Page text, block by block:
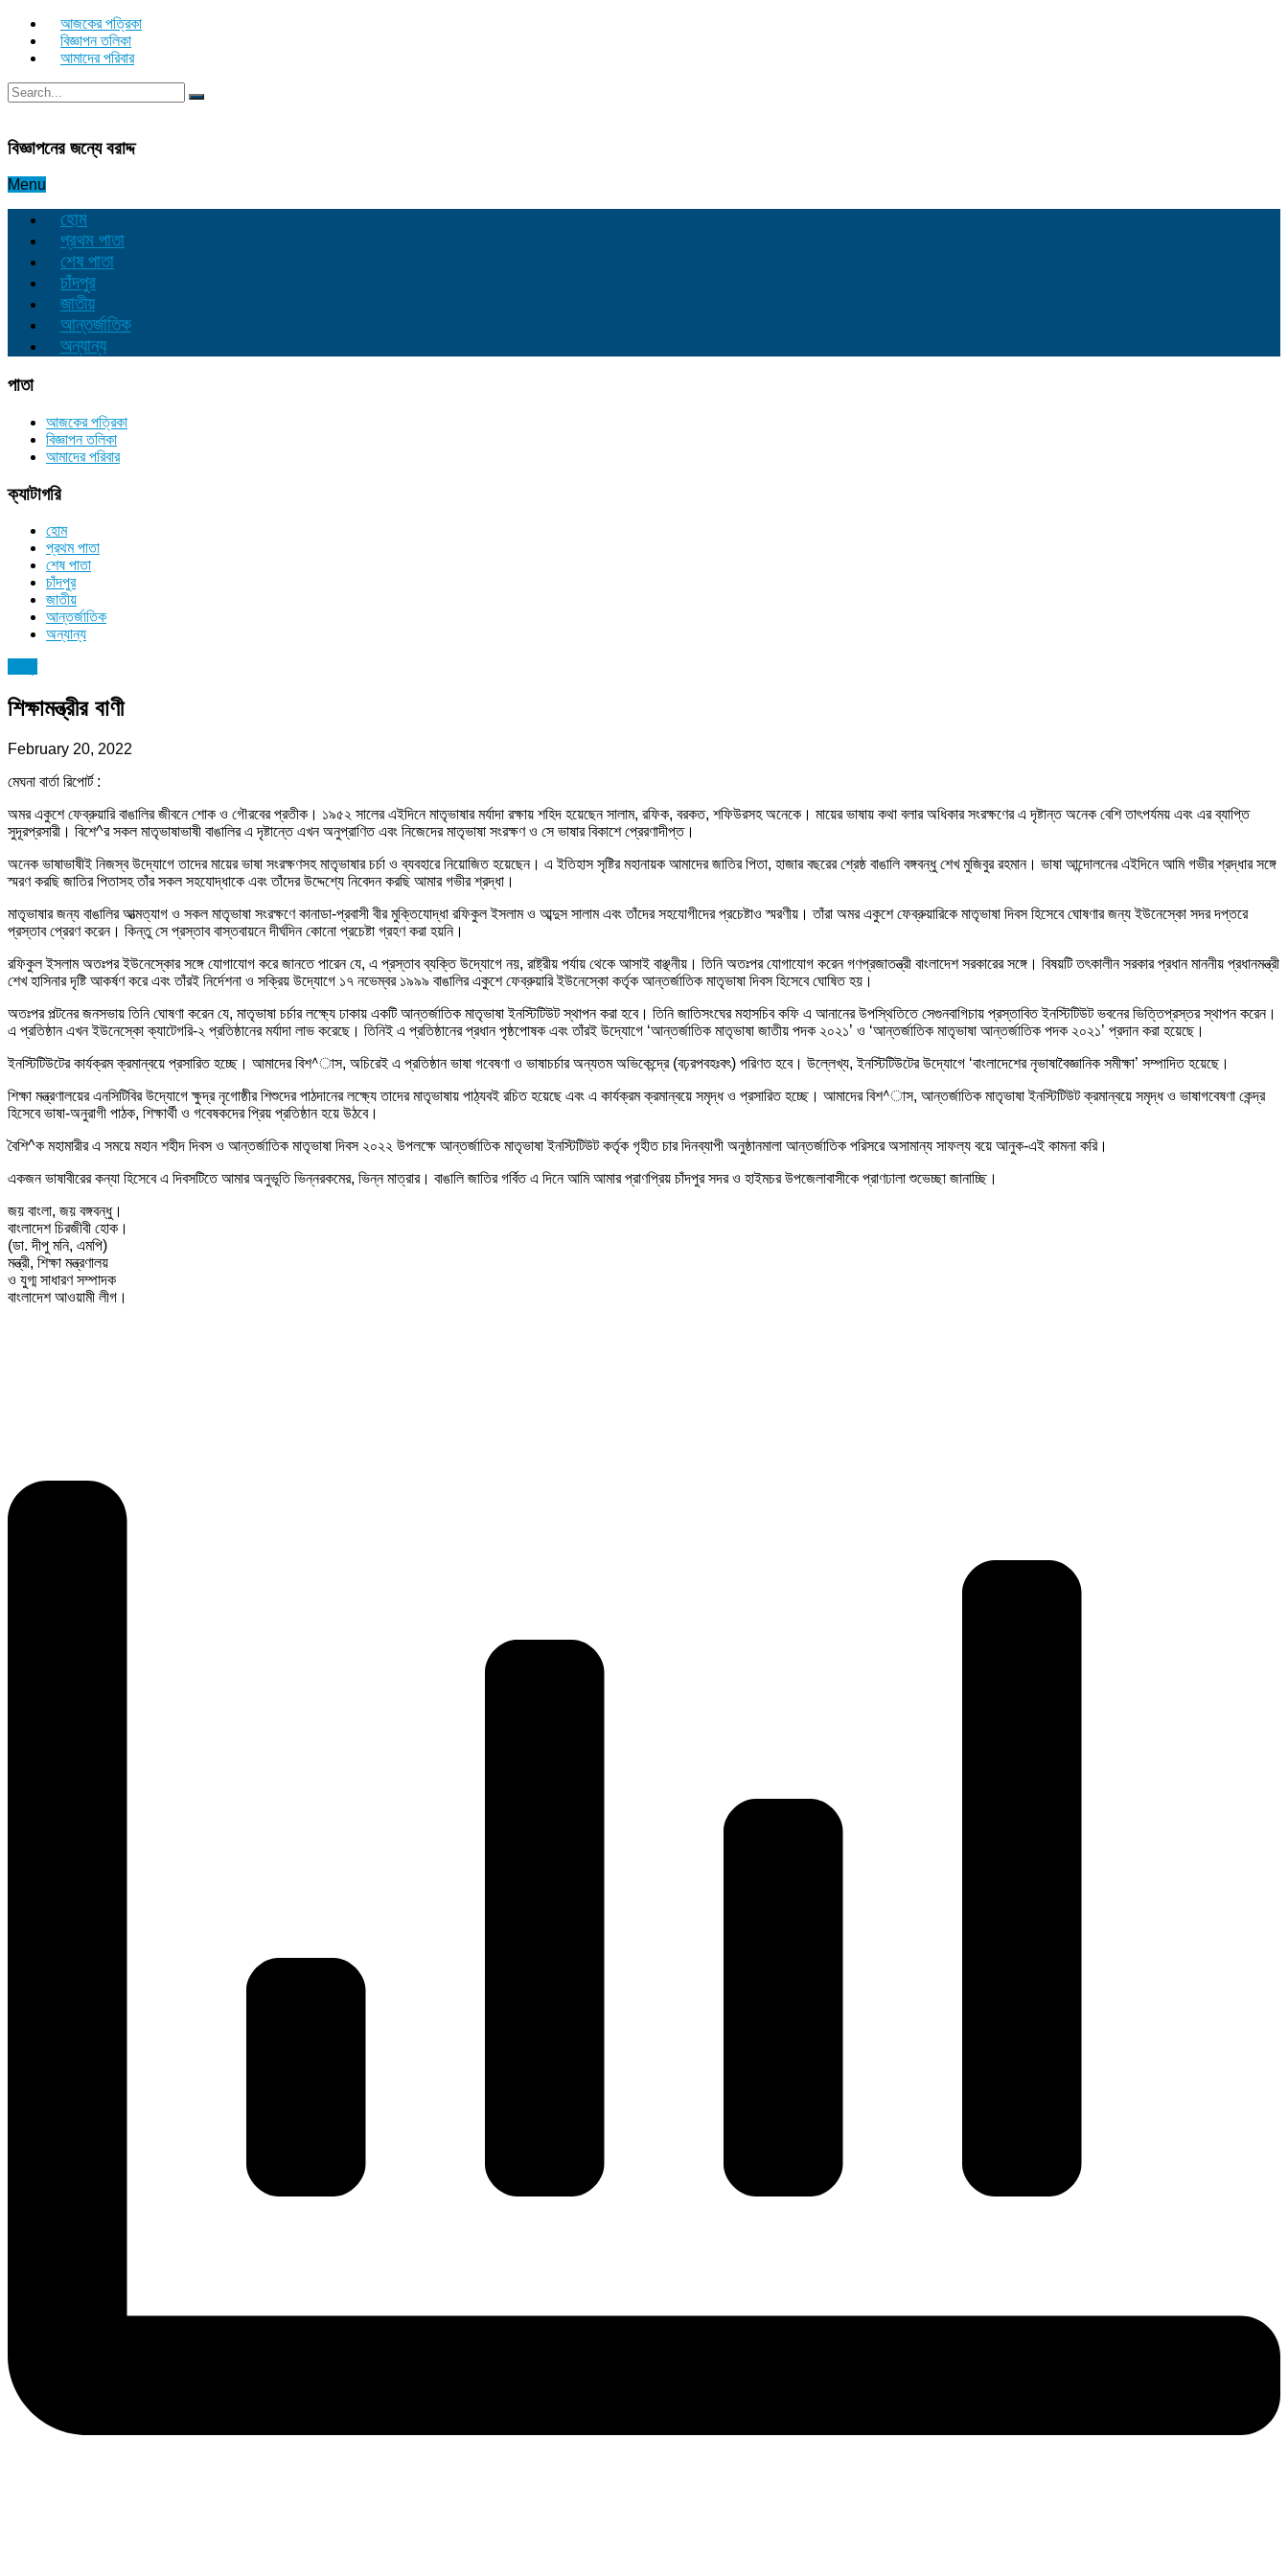
আজকের পত্রিকা
বিজ্ঞাপন তলিকা
আমাদের পরিবার
বিজ্ঞাপনের জন্যে বরাদ্দ
Menu
হোম
প্রথম পাতা
শেষ পাতা
চাঁদপুর
জাতীয়
আন্তর্জাতিক
অন্যান্য
পাতা
আজকের পত্রিকা
বিজ্ঞাপন তলিকা
আমাদের পরিবার
ক্যাটাগরি
হোম
প্রথম পাতা
শেষ পাতা
চাঁদপুর
জাতীয়
আন্তর্জাতিক
অন্যান্য
শিক্ষামন্ত্রীর বাণী
February 20, 2022
মেঘনা বার্তা রিপোর্ট :
অমর একুশে ফেব্রুয়ারি বাঙালির জীবনে শোক ও গৌরবের প্রতীক। ১৯৫২ সালের এইদিনে মাতৃভাষার মর্যাদা রক্ষায় শহিদ হয়েছেন সালাম, রফিক, বরকত, শফিউরসহ অনেকে। মায়ের ভাষায় কথা বলার অধিকার সংরক্ষণের এ দৃষ্টান্ত অনেক বেশি তাৎপর্যময় এবং এর ব্যাপ্তি
সুদূরপ্রসারী। বিশে^র সকল মাতৃভাষাভাষী বাঙালির এ দৃষ্টান্তে এখন অনুপ্রাণিত এবং নিজেদের মাতৃভাষা সংরক্ষণ ও সে ভাষার বিকাশে প্রেরণাদীপ্ত।
অনেক ভাষাভাষীই নিজস্ব উদ্যোগে তাদের মায়ের ভাষা সংরক্ষণসহ মাতৃভাষার চর্চা ও ব্যবহারে নিয়োজিত হয়েছেন। এ ইতিহাস সৃষ্টির মহানায়ক আমাদের জাতির পিতা, হাজার বছরের শ্রেষ্ঠ বাঙালি বঙ্গবন্ধু শেখ মুজিবুর রহমান। ভাষা আন্দোলনের এইদিনে আমি গভীর শ্রদ্ধার সঙ্গে
স্মরণ করছি জাতির পিতাসহ তাঁর সকল সহযোদ্ধাকে এবং তাঁদের উদ্দেশ্যে নিবেদন করছি আমার গভীর শ্রদ্ধা।
মাতৃভাষার জন্য বাঙালির আত্মত্যাগ ও সকল মাতৃভাষা সংরক্ষণে কানাডা-প্রবাসী বীর মুক্তিযোদ্ধা রফিকুল ইসলাম ও আব্দুস সালাম এবং তাঁদের সহযোগীদের প্রচেষ্টাও স্মরণীয়। তাঁরা অমর একুশে ফেব্রুয়ারিকে মাতৃভাষা দিবস হিসেবে ঘোষণার জন্য ইউনেস্কো সদর দপ্তরে
প্রস্তাব প্রেরণ করেন। কিন্তু সে প্রস্তাব বাস্তবায়নে দীর্ঘদিন কোনো প্রচেষ্টা গ্রহণ করা হয়নি।
রফিকুল ইসলাম অতঃপর ইউনেস্কোর সঙ্গে যোগাযোগ করে জানতে পারেন যে, এ প্রস্তাব ব্যক্তি উদ্যোগে নয়, রাষ্ট্রীয় পর্যায় থেকে আসাই বাঞ্ছনীয়। তিনি অতঃপর যোগাযোগ করেন গণপ্রজাতন্ত্রী বাংলাদেশ সরকারের সঙ্গে। বিষয়টি তৎকালীন সরকার প্রধান মাননীয় প্রধানমন্ত্রী
শেখ হাসিনার দৃষ্টি আকর্ষণ করে এবং তাঁরই নির্দেশনা ও সক্রিয় উদ্যোগে ১৭ নভেম্বর ১৯৯৯ বাঙালির একুশে ফেব্রুয়ারি ইউনেস্কো কর্তৃক আন্তর্জাতিক মাতৃভাষা দিবস হিসেবে ঘোষিত হয়।
অতঃপর পল্টনের জনসভায় তিনি ঘোষণা করেন যে, মাতৃভাষা চর্চার লক্ষ্যে ঢাকায় একটি আন্তর্জাতিক মাতৃভাষা ইনস্টিটিউট স্থাপন করা হবে। তিনি জাতিসংঘের মহাসচিব কফি এ আনানের উপস্থিতিতে সেগুনবাগিচায় প্রস্তাবিত ইনস্টিটিউট ভবনের ভিত্তিপ্রস্তর স্থাপন করেন।
এ প্রতিষ্ঠান এখন ইউনেস্কো ক্যাটেগরি-২ প্রতিষ্ঠানের মর্যাদা লাভ করেছে। তিনিই এ প্রতিষ্ঠানের প্রধান পৃষ্ঠপোষক এবং তাঁরই উদ্যোগে ‘আন্তর্জাতিক মাতৃভাষা জাতীয় পদক ২০২১’ ও ‘আন্তর্জাতিক মাতৃভাষা আন্তর্জাতিক পদক ২০২১’ প্রদান করা হয়েছে।
ইনস্টিটিউটের কার্যক্রম ক্রমান্বয়ে প্রসারিত হচ্ছে। আমাদের বিশ^াস, অচিরেই এ প্রতিষ্ঠান ভাষা গবেষণা ও ভাষাচর্চার অন্যতম অভিকেন্দ্রে (বঢ়রপবহঃবৎ) পরিণত হবে। উল্লেখ্য, ইনস্টিটিউটের উদ্যোগে ‘বাংলাদেশের নৃভাষাবৈজ্ঞানিক সমীক্ষা’ সম্পাদিত হয়েছে।
শিক্ষা মন্ত্রণালয়ের এনসিটিবির উদ্যোগে ক্ষুদ্র নৃগোষ্ঠীর শিশুদের পাঠদানের লক্ষ্যে তাদের মাতৃভাষায় পাঠ্যবই রচিত হয়েছে এবং এ কার্যক্রম ক্রমান্বয়ে সমৃদ্ধ ও প্রসারিত হচ্ছে। আমাদের বিশ^াস, আন্তর্জাতিক মাতৃভাষা ইনস্টিটিউট ক্রমান্বয়ে সমৃদ্ধ ও ভাষাগবেষণা কেন্দ্র
হিসেবে ভাষা-অনুরাগী পাঠক, শিক্ষার্থী ও গবেষকদের প্রিয় প্রতিষ্ঠান হয়ে উঠবে।
বৈশি^ক মহামারীর এ সময়ে মহান শহীদ দিবস ও আন্তর্জাতিক মাতৃভাষা দিবস ২০২২ উপলক্ষে আন্তর্জাতিক মাতৃভাষা ইনস্টিটিউট কর্তৃক গৃহীত চার দিনব্যাপী অনুষ্ঠানমালা আন্তর্জাতিক পরিসরে অসামান্য সাফল্য বয়ে আনুক-এই কামনা করি।
একজন ভাষাবীরের কন্যা হিসেবে এ দিবসটিতে আমার অনুভূতি ভিন্নরকমের, ভিন্ন মাত্রার। বাঙালি জাতির গর্বিত এ দিনে আমি আমার প্রাণপ্রিয় চাঁদপুর সদর ও হাইমচর উপজেলাবাসীকে প্রাণঢালা শুভেচ্ছা জানাচ্ছি।
জয় বাংলা, জয় বঙ্গবন্ধু।
বাংলাদেশ চিরজীবী হোক।
(ডা. দীপু মনি, এমপি)
মন্ত্রী, শিক্ষা মন্ত্রণালয়
ও যুগ্ম সাধারণ সম্পাদক
বাংলাদেশ আওয়ামী লীগ।